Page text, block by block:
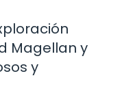
Magellan y
y